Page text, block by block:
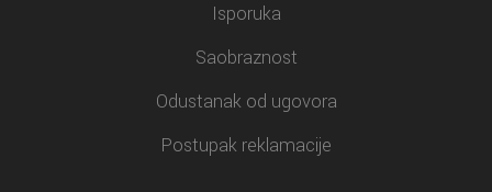
Isporuka
Saobraznost
Odustanak od ugovora
Postupak reklamacije